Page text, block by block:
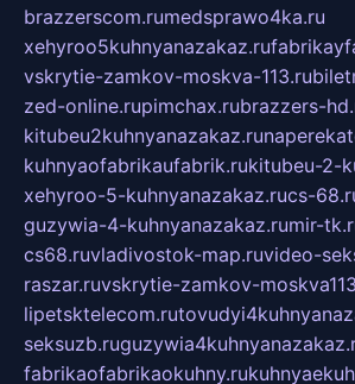
brazzerscom.rumedsprawo4ka.ru
xehyroo5kuhnyanazakaz.ru
vskrytie-zamkov-moskva-113.ru
zed-online.rupimchax.rubrazzers-
kitubeu2kuhnyanazakaz.ru
kuhnyaofabrikaufabrik.rukitubeu-2-
xehyroo-5-kuhnyanazakaz.rucs-
guzywia-4-kuhnyanazakaz.rumir-
cs68.ruvladivostok-map.ruvideo-
raszar.ruvskrytie-zamkov-
lipetsktelecom.ru
seksuzb.ru
fabrikaofabrikaokuhny.ru